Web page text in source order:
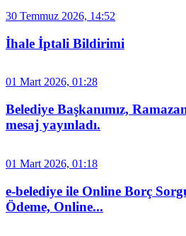
30 Temmuz 2026, 14:52
İhale İptali Bildirimi
01 Mart 2026, 01:28
Belediye Başkanımız,
mesaj yayınladı.
01 Mart 2026, 01:18
e-belediye ile Online Borç
Ödeme, Online...